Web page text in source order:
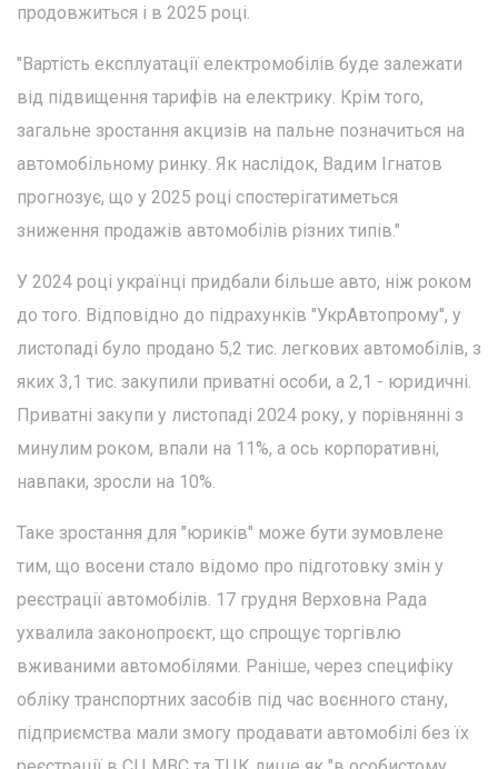
продовжиться і в 2025 році.
"Вартість експлуатації електромобілів буде залежати
від підвищення тарифів на електрику. Крім того,
загальне зростання акцизів на пальне позначиться на
автомобільному ринку. Як наслідок, Вадим Ігнатов
прогнозує, що у 2025 році спостерігатиметься
зниження продажів автомобілів різних типів."
У 2024 році українці придбали більше авто, ніж роком
до того. Відповідно до підрахунків "УкрАвтопрому", у
листопаді було продано 5,2 тис. легкових автомобілів, з
яких 3,1 тис. закупили приватні особи, а 2,1 - юридичні.
Приватні закупи у листопаді 2024 року, у порівнянні з
минулим роком, впали на 11%, а ось корпоративні,
навпаки, зросли на 10%.
Таке зростання для "юриків" може бути зумовлене
тим, що восени стало відомо про підготовку змін у
реєстрації автомобілів. 17 грудня Верховна Рада
ухвалила законопроєкт, що спрощує торгівлю
вживаними автомобілями. Раніше, через специфіку
обліку транспортних засобів під час воєнного стану,
підприємства мали змогу продавати автомобілі без їх